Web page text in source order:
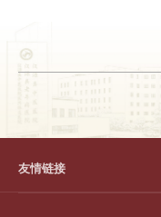
友情链接